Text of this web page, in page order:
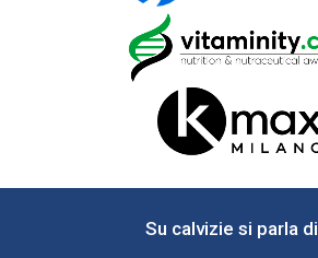
Su calvizie si parla di